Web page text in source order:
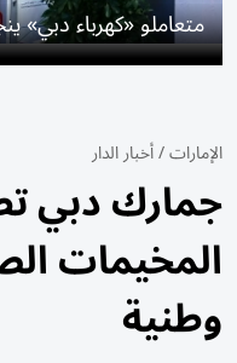
متعاملو «كهرباء دبي» ينجزون 7.4 مليون
الإمارات/أخبار الدار
جمارك دبي
المخيمات
وطنية